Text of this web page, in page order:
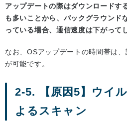
アップデートの際はダウンロードす
も多いことから、バックグラウンド
っている場合、通信速度は下がって
なお、OSアップデートの時間帯は
が可能です。
2-5. 【原因5】ウイ
よるスキャン